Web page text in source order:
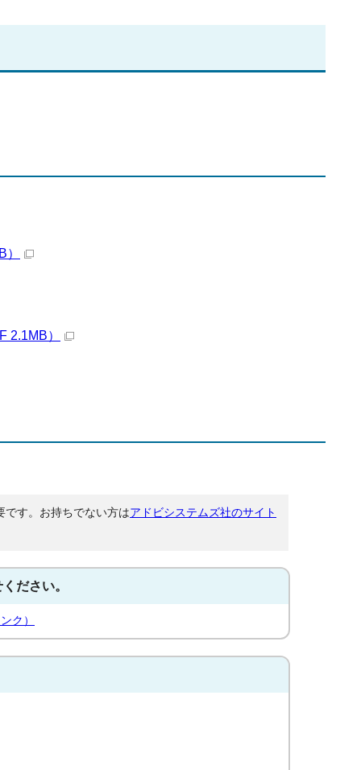
）
す。お持ちでない方はアドビシステムズ社のサイト
ださい。
ク）